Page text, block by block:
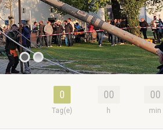
0
Tag(e)
00
h
00
min